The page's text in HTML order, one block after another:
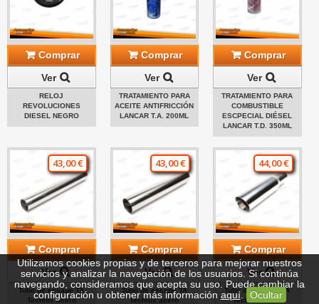
Comprar
Ver
RELOJ
REVOLUCIONES
DIESEL NEGRO
Comprar
Ver
TRATAMIENTO PARA
ACEITE ANTIFRICCIÓN
LANCAR T.A. 200ML
Comprar
Ver
TRATAMIENTO PARA
COMBUSTIBLE
ESCPECIAL DIÉSEL
LANCAR T.D. 350ML
43,00 €
Comprar
Ver
Tubo de escape TA
Technix acero
43,00 €
Comprar
Ver
Tubo de escape TA
Technix acero
44,00 €
Comprar
Ver
Tubo de escape TA
Technix acero
Utilizamos cookies propias y de terceros para mejorar nuestros
servicios y analizar la navegación de los usuarios. Si continúa
navegando, consideramos que acepta su uso. Puede cambiar la
configuración u obtener más información aquí. Ocultar